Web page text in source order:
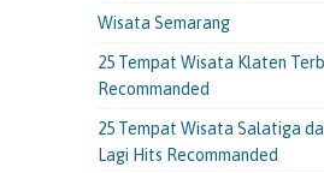
Wisata Semarang
25 Tempat Wisata Klaten
Recommanded
25 Tempat Wisata Salatiga
Lagi Hits Recommanded